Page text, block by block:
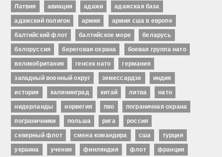
Латвия авиация адажи адажская база
адажский полигон армия армия сша в европе
балтийский флот балтийское море беларусь
белоруссия береговая охрана боевая группа нато
великобритания генсек нато германия
западный военный округ земессардзе индия
история калининград китай литва нато
нидерланды норвегия пво пограничная охрана
пограничники польша рига россия
северный флот смена командира сша турция
украина учения финляндия флот франция